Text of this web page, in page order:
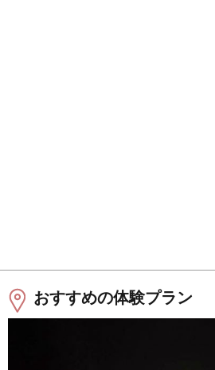
おすすめの体験プラン